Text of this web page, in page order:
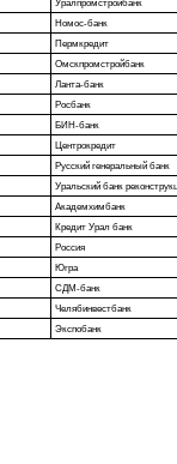
Уралпромстройбанк
Номос-банк
Пермкредит
Омскпромстройбанк
Ланта-банк
Росбанк
БИН-банк
Центрокредит
Русский генеральный банк
Уральский банк
Академхимбанк
Кредит Урал банк
Россия
Югра
СДМ-банк
Челябинвестбанк
Экспобанк